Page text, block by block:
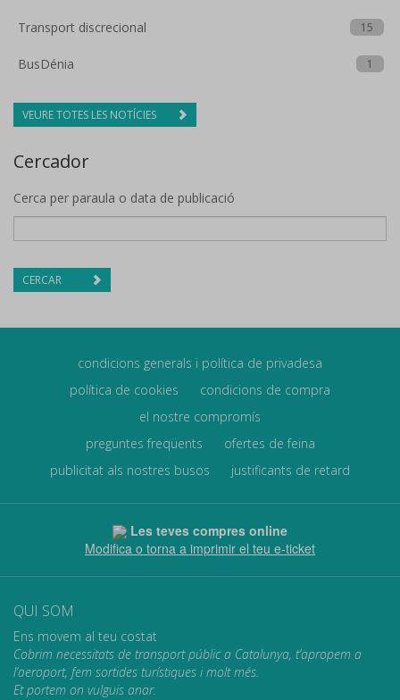
Transport discrecional 15
BusDénia 1
VEURE TOTES LES NOTÍCIES
Cercador
Cerca per paraula o data de publicació
CERCAR
condicions generals i política de privadesa
política de cookies
condicions de compra
el nostre compromís
preguntes freqüents
ofertes de feina
publicitat als nostres busos
justificants de retard
Les teves compres online
Modifica o torna a imprimir el teu e-ticket
QUI SOM
Ens movem al teu costat
Cobrim necessitats de transport públic a Catalunya, t’apropem a
l’aeroport, fem sortides turístiques i molt més.
Et portem on vulguis anar.